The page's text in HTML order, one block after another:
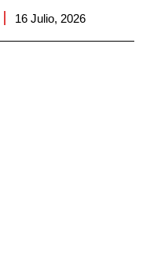
16 Julio, 2026